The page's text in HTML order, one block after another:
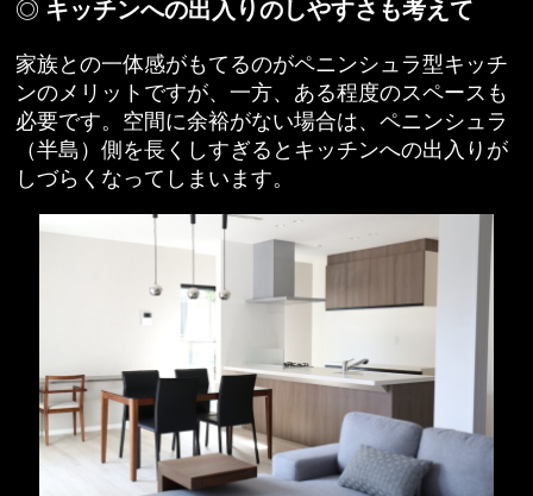
キッチンへの出入りのしやすさも考えて
家族との一体感がもてるのがペニンシュラ型キッチ
ンのメリットですが、一方、ある程度のスペースも
必要です。空間に余裕がない場合は、ペニンシュラ
（半島）側を長くしすぎるとキッチンへの出入りが
しづらくなってしまいます。